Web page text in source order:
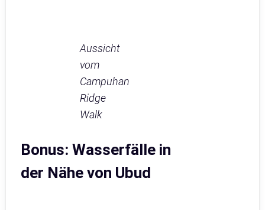
Aussicht
vom
Campuhan
Ridge
Walk
Bonus: Wasserfälle in
der Nähe von Ubud